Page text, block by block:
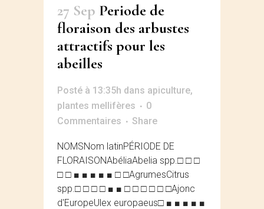
27 Sep Periode de
floraison des arbustes
attractifs pour les
abeilles
Posté à 13:35h dans apiculture,
plantes mellifères
0
Commentaires
Share
NOMSNom latinPÉRIODE DE
FLORAISONAbéliaAbelia spp.□ □ □
□ □ ■ ■ ■ ■ ■ □ □AgrumesCitrus
spp.□ □ □ □ ■ ■ □ □ □ □ □ □Ajonc
d'EuropeUlex europaeus□ ■ ■ ■ ■ ■